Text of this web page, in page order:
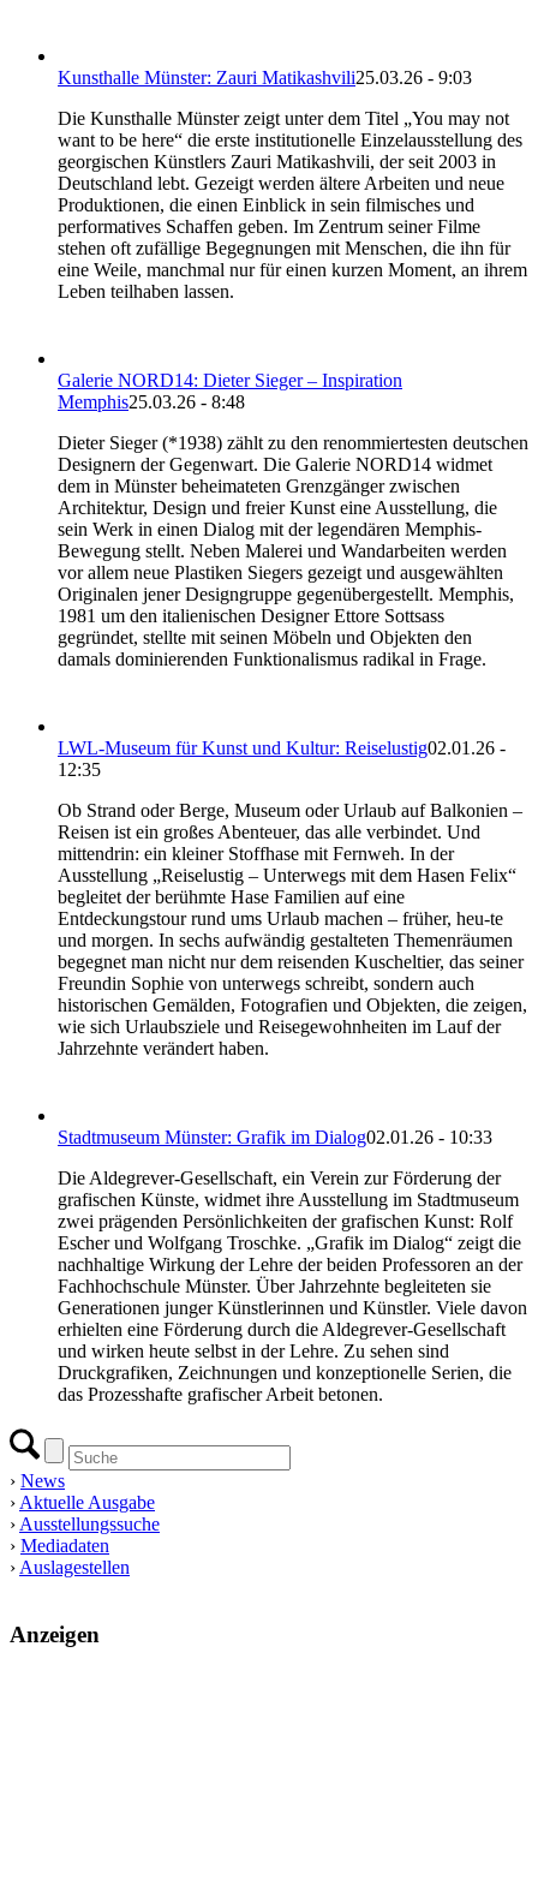
Kunsthalle Münster: Zauri Matikashvili25.03.26 - 9:03
Die Kunsthalle Münster zeigt unter dem Titel „You may not
want to be here“ die erste institutionelle Einzelausstellung des
georgischen Künstlers Zauri Matikashvili, der seit 2003 in
Deutschland lebt. Gezeigt werden ältere Arbeiten und neue
Produktionen, die einen Einblick in sein filmisches und
performatives Schaffen geben. Im Zentrum seiner Filme
stehen oft zufällige Begegnungen mit Menschen, die ihn für
eine Weile, manchmal nur für einen kurzen Moment, an ihrem
Leben teilhaben lassen.
Galerie NORD14: Dieter Sieger – Inspiration
Memphis25.03.26 - 8:48
Dieter Sieger (*1938) zählt zu den renommiertesten deutschen
Designern der Gegenwart. Die Galerie NORD14 widmet
dem in Münster beheimateten Grenzgänger zwischen
Architektur, Design und freier Kunst eine Ausstellung, die
sein Werk in einen Dialog mit der legendären Memphis-
Bewegung stellt. Neben Malerei und Wandarbeiten werden
vor allem neue Plastiken Siegers gezeigt und ausgewählten
Originalen jener Designgruppe gegenübergestellt. Memphis,
1981 um den italienischen Designer Ettore Sottsass
gegründet, stellte mit seinen Möbeln und Objekten den
damals dominierenden Funktionalismus radikal in Frage.
LWL-Museum für Kunst und Kultur: Reiselustig02.01.26 -
12:35
Ob Strand oder Berge, Museum oder Urlaub auf Balkonien –
Reisen ist ein großes Abenteuer, das alle verbindet. Und
mittendrin: ein kleiner Stoffhase mit Fernweh. In der
Ausstellung „Reiselustig – Unterwegs mit dem Hasen Felix“
begleitet der berühmte Hase Familien auf eine
Entdeckungstour rund ums Urlaub machen – früher, heu-te
und morgen. In sechs aufwändig gestalteten Themenräumen
begegnet man nicht nur dem reisenden Kuscheltier, das seiner
Freundin Sophie von unterwegs schreibt, sondern auch
historischen Gemälden, Fotografien und Objekten, die zeigen,
wie sich Urlaubsziele und Reisegewohnheiten im Lauf der
Jahrzehnte verändert haben.
Stadtmuseum Münster: Grafik im Dialog02.01.26 - 10:33
Die Aldegrever-Gesellschaft, ein Verein zur Förderung der
grafischen Künste, widmet ihre Ausstellung im Stadtmuseum
zwei prägenden Persönlichkeiten der grafischen Kunst: Rolf
Escher und Wolfgang Troschke. „Grafik im Dialog“ zeigt die
nachhaltige Wirkung der Lehre der beiden Professoren an der
Fachhochschule Münster. Über Jahrzehnte begleiteten sie
Generationen junger Künstlerinnen und Künstler. Viele davon
erhielten eine Förderung durch die Aldegrever-Gesellschaft
und wirken heute selbst in der Lehre. Zu sehen sind
Druckgrafiken, Zeichnungen und konzeptionelle Serien, die
das Prozesshafte grafischer Arbeit betonen.
› News
› Aktuelle Ausgabe
› Ausstellungssuche
› Mediadaten
› Auslagestellen
Anzeigen